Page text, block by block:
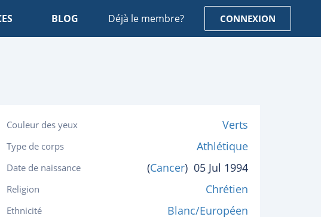
BLOG Déjà le membre? CONNEXION
Couleur des yeux Verts
Type de corps Athlétique
Date de naissance (Cancer) 05 Jul 1994
Religion Chrétien
Ethnicité Blanc/Européen